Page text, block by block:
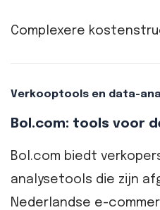
Complexere
Verkooptools en data-
Bol.com: tools voor
Bol.com biedt
analysetools die zijn
Nederlandse e-